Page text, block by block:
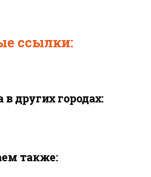
ссылки:
в других городах:
также: